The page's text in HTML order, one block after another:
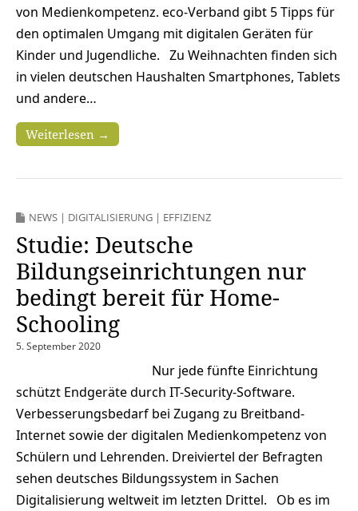
von Medienkompetenz. eco-Verband gibt 5 Tipps für
den optimalen Umgang mit digitalen Geräten für
Kinder und Jugendliche. Zu Weihnachten finden sich
in vielen deutschen Haushalten Smartphones, Tablets
und andere…
Weiterlesen →
NEWS | DIGITALISIERUNG | EFFIZIENZ
Studie: Deutsche
Bildungseinrichtungen nur
bedingt bereit für Home-
Schooling
5. September 2020
Nur jede fünfte Einrichtung
schützt Endgeräte durch IT-Security-Software.
Verbesserungsbedarf bei Zugang zu Breitband-
Internet sowie der digitalen Medienkompetenz von
Schülern und Lehrenden. Dreiviertel der Befragten
sehen deutsches Bildungssystem in Sachen
Digitalisierung weltweit im letzten Drittel. Ob es im